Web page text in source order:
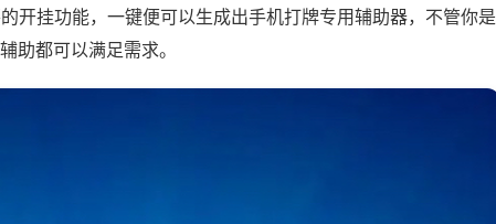
开挂功能，一键便可以生成出手机打牌专用辅助器，不管你是
助都可以满足需求。